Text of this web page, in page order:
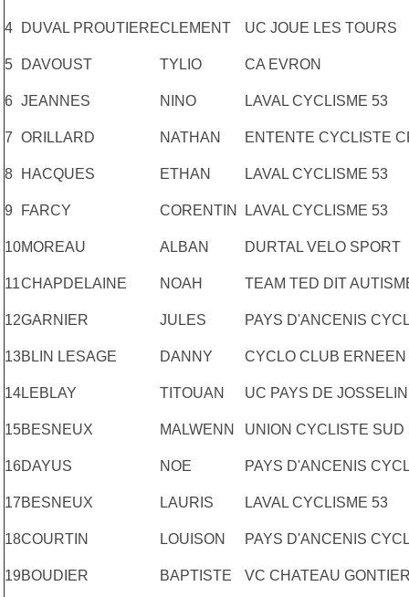
4 DUVAL PROUTIERECLEMENT UC JOUE LES TOURS
5 DAVOUST TYLIO CA EVRON
6 JEANNES NINO LAVAL CYCLISME 53
7 ORILLARD NATHAN ENTENTE CYCLISTE
8 HACQUES ETHAN LAVAL CYCLISME 53
9 FARCY CORENTIN LAVAL CYCLISME 53
10MOREAU ALBAN DURTAL VELO SPORT
11CHAPDELAINE NOAH TEAM TED DIT
12GARNIER JULES PAYS D'ANCENIS
13BLIN LESAGE DANNY CYCLO CLUB ERNEEN
14LEBLAY TITOUAN UC PAYS DE JOSSELIN
15BESNEUX MALWENN UNION CYCLISTE SUD
16DAYUS NOE PAYS D'ANCENIS
17BESNEUX LAURIS LAVAL CYCLISME 53
18COURTIN LOUISON PAYS D'ANCENIS
19BOUDIER BAPTISTE VC CHATEAU